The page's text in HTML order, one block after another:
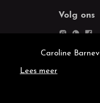
Volg ons
Caroline
Lees meer